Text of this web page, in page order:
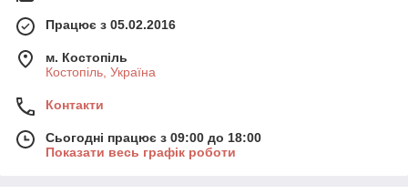
Працює з 05.02.2016
м. Костопіль
Костопіль, Україна
Контакти
Сьогодні працює з 09:00 до 18:00
Показати весь графік роботи